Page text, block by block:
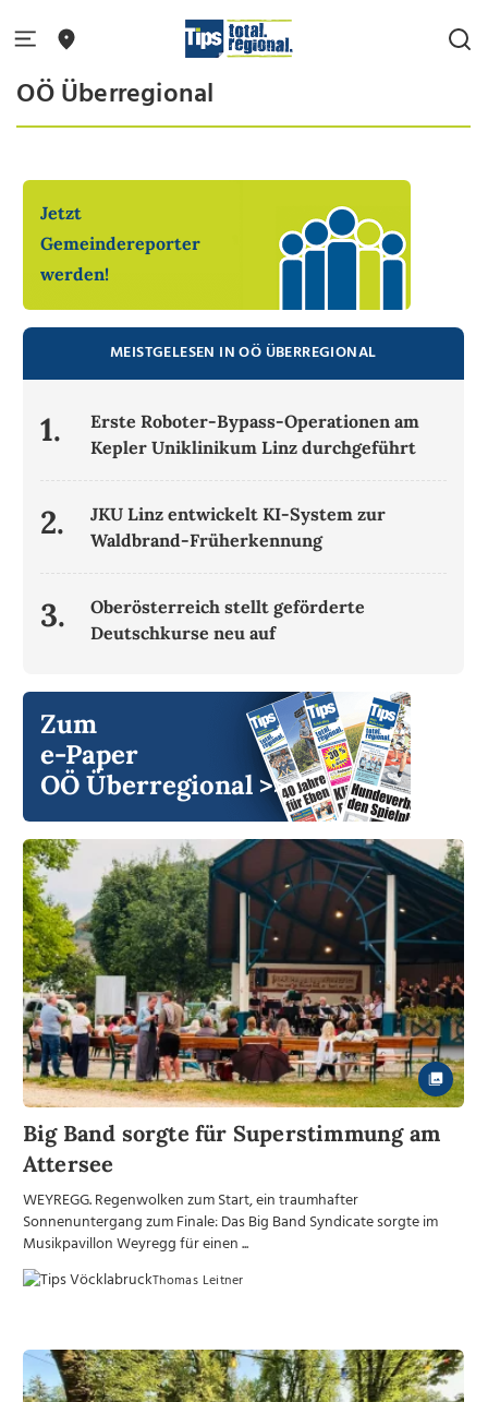
OÖ Überregional
So hoch ist der Ausländeranteil bei den
Arbeitslosen in Steyr
Jetzt
Gemeindereporter
werden!
MEISTGELESEN IN OÖ ÜBERREGIONAL
1.
Erste Roboter-Bypass-Operationen am
Kepler Uniklinikum Linz durchgeführt
2.
JKU Linz entwickelt KI-System zur
Waldbrand-Früherkennung
3.
Oberösterreich stellt geförderte
Deutschkurse neu auf
Zum
e-Paper
OÖ Überregional >>
Big Band sorgte für Superstimmung am
Attersee
WEYREGG. Regenwolken zum Start, ein traumhafter
Sonnenuntergang zum Finale: Das Big Band Syndicate sorgte im
Musikpavillon Weyregg für einen ...
Thomas Leitner